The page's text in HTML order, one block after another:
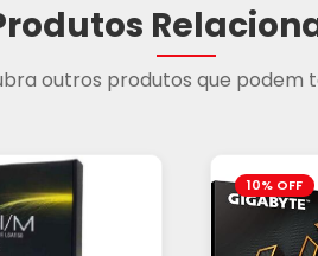
outros produtos que podem
10% OFF